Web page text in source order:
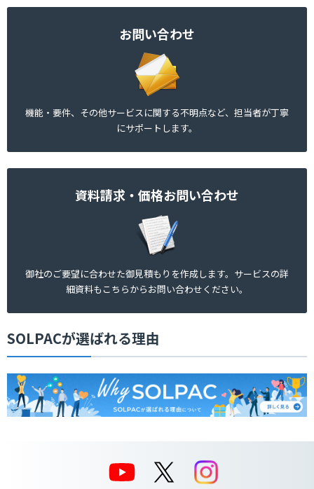
お問い合わせ
機能・要件、その他サービスに関する不明点など、担当者が丁寧
にサポートします。
資料請求・価格お問い合わせ
御社のご要望に合わせた御見積もりを作成します。サービスの詳
細資料もこちらからお問い合わせください。
SOLPACが選ばれる理由